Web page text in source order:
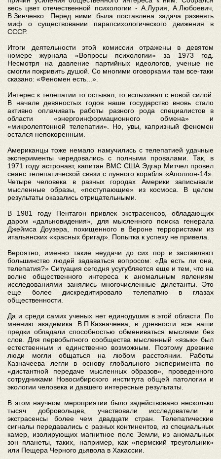
весь цвет отечественной психологии - А.Лурия, А.Любоевич,
В.Зинченко. Перед ними была поставлена задача развеять
миф о существовании парапсихологического движения в
СССР.
Итоги деятельности этой комиссии отражены в девятом
номере журнала «Вопросы психологии» за 1973 год.
Несмотря на давление партийных идеологов, ученые не
смогли покривить душой. Со многими оговорками там все-таки
сказано: «Феномен есть...».
Интерес к телепатии то остывал, то вспыхивал с новой силой.
В начале девяностых годов наше государство вновь стало
активно оплачивать работы разного рода специалистов в
области «энергоинформационного обмена» и
«микролептонной телепатии». Но, увы, капризный феномен
остался непокоренным.
Американцы тоже немало намучились с телепатией удачные
эксперименты чередовались с полными провалами. Так, в
1971 году астронавт, капитан ВМС США Эдгар Митчел провел
сеанс телепатической связи с лунного корабля «Аполлон-14».
Четыре человека в разных городах Америки записывали
мысленные образы, «поступающие» из космоса. В целом
результаты оказались отрицательными.
В 1981 году Пентагон привлек экстрасенсов, обладающих
даром «дальновидения», для мысленного поиска генерала
Джеймса Доузера, похищенного в Вероне террористами из
итальянских «красных бригад». Попытка к успеху не привела.
Вероятно, именно такие неудачи до сих пор и заставляют
большинство людей задаваться вопросом: «Да есть ли она,
телепатия?» Ситуация сегодня усугубляется еще и тем, что на
волне общественного интереса к аномальным явлениям
исследованиями занялись многочисленные дилетанты. Это
еще более дискредитировало телепатию в глазах
общественности.
Да и среди самих ученых нет единодушия в этой области. По
мнению академика В.П.Казначеева, в древности все наши
предки обладали способностью обмениваться мыслями без
слов. Для первобытного сообщества мысленный «язык» был
естественным и единственно возможным. Поэтому древние
люди могли общаться на любом расстоянии. Работы
Казначеева легли в основу глобального эксперимента по
«дистантной передаче мысленных образов», проведенного
сотрудниками Новосибирского института общей патологии и
экологии человека и давшего интересные результаты.
В этом научном мероприятии было задействовано несколько
тысяч добровольцев, участвовали исследователи и
экстрасенсы более чем двадцати стран. Телепатические
сигналы передавались с разных континентов, из специальных
камер, изолирующих магнитное поле Земли, из аномальных
зон планеты, таких, например, как «пермский треугольник»
или Пещера Черного дьявола в Хакассии.